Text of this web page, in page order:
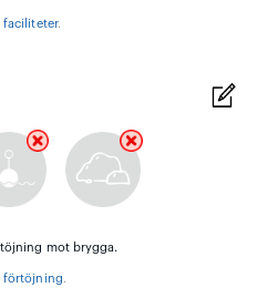
faciliteter.
mot brygga.
förtöjning.